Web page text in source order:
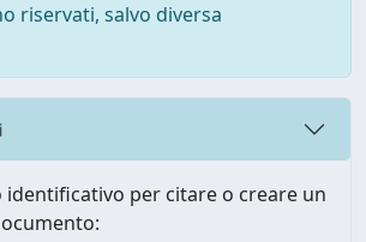
riservati, salvo diversa
identificativo per citare o creare un